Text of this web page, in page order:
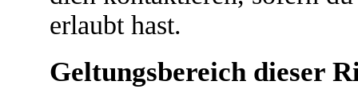
erlaubt hast.
Geltungsbereich dieser